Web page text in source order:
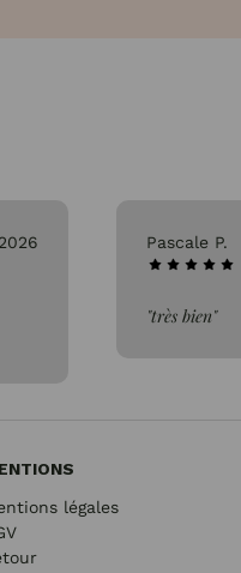
Pascale P.
"très bien"
légales